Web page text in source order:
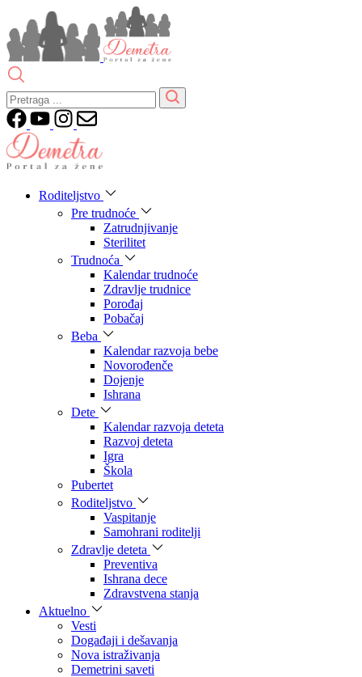
Roditeljstvo
Pre trudnoće
Zatrudnjivanje
Sterilitet
Trudnoća
Kalendar trudnoće
Zdravlje trudnice
Porođaj
Pobačaj
Beba
Kalendar razvoja bebe
Novorođenče
Dojenje
Ishrana
Dete
Kalendar razvoja deteta
Razvoj deteta
Igra
Škola
Pubertet
Roditeljstvo
Vaspitanje
Samohrani roditelji
Zdravlje deteta
Preventiva
Ishrana dece
Zdravstvena stanja
Aktuelno
Vesti
Događaji i dešavanja
Nova istraživanja
Demetrini saveti